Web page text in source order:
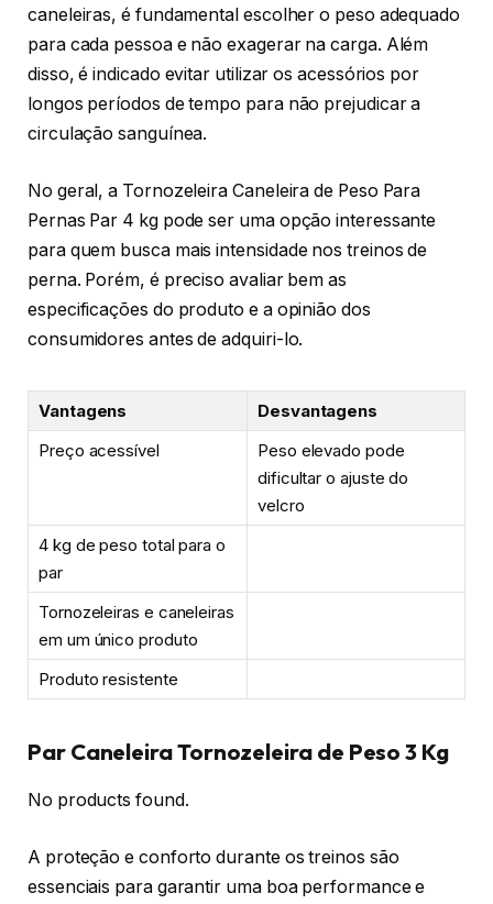
caneleiras, é fundamental escolher o peso adequado
para cada pessoa e não exagerar na carga. Além
disso, é indicado evitar utilizar os acessórios por
longos períodos de tempo para não prejudicar a
circulação sanguínea.
No geral, a Tornozeleira Caneleira de Peso Para
Pernas Par 4 kg pode ser uma opção interessante
para quem busca mais intensidade nos treinos de
perna. Porém, é preciso avaliar bem as
especificações do produto e a opinião dos
consumidores antes de adquiri-lo.
Vantagens
Desvantagens
Preço acessível
Peso elevado pode
dificultar o ajuste do
velcro
4 kg de peso total para o
par
Tornozeleiras e caneleiras
em um único produto
Produto resistente
Par Caneleira Tornozeleira de Peso 3 Kg
No products found.
A proteção e conforto durante os treinos são
essenciais para garantir uma boa performance e